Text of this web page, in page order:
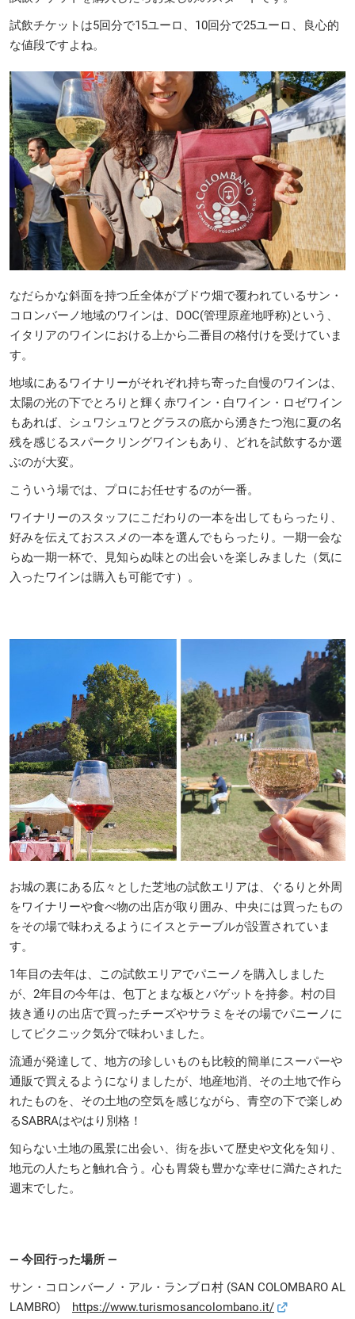
試飲チケットは5回分で15ユーロ、10回分で25ユーロ、良心的
な値段ですよね。
なだらかな斜面を持つ丘全体がブドウ畑で覆われているサン・
コロンバーノ地域のワインは、DOC(管理原産地呼称)という、
イタリアのワインにおける上から二番目の格付けを受けていま
す。
地域にあるワイナリーがそれぞれ持ち寄った自慢のワインは、
太陽の光の下でとろりと輝く赤ワイン・白ワイン・ロゼワイン
もあれば、シュワシュワとグラスの底から湧きたつ泡に夏の名
残を感じるスパークリングワインもあり、どれを試飲するか選
ぶのが大変。
こういう場では、プロにお任せするのが一番。
ワイナリーのスタッフにこだわりの一本を出してもらったり、
好みを伝えておススメの一本を選んでもらったり。一期一会な
らぬ一期一杯で、見知らぬ味との出会いを楽しみました（気に
入ったワインは購入も可能です）。
お城の裏にある広々とした芝地の試飲エリアは、ぐるりと外周
をワイナリーや食べ物の出店が取り囲み、中央には買ったもの
をその場で味わえるようにイスとテーブルが設置されていま
す。
1年目の去年は、この試飲エリアでパニーノを購入しました
が、2年目の今年は、包丁とまな板とバゲットを持参。村の目
抜き通りの出店で買ったチーズやサラミをその場でパニーノに
してピクニック気分で味わいました。
流通が発達して、地方の珍しいものも比較的簡単にスーパーや
通販で買えるようになりましたが、地産地消、その土地で作ら
れたものを、その土地の空気を感じながら、青空の下で楽しめ
るSABRAはやはり別格！
知らない土地の風景に出会い、街を歩いて歴史や文化を知り、
地元の人たちと触れ合う。心も胃袋も豊かな幸せに満たされた
週末でした。
― 今回行った場所 ―
サン・コロンバーノ・アル・ランブロ村 (SAN COLOMBARO AL
LAMBRO) https://www.turismosancolombano.it/